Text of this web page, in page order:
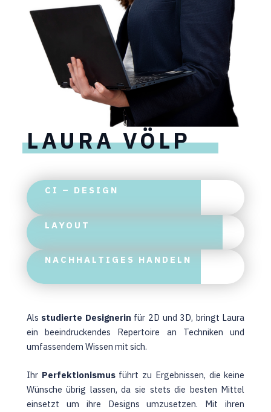
LAURA VÖLP
CI – DESIGN
LAYOUT
NACHHALTIGES HANDELN
Als studierte Designerin für 2D und 3D, bringt Laura
ein beeindruckendes Repertoire an Techniken und
umfassendem Wissen mit sich.
Ihr Perfektionismus führt zu Ergebnissen, die keine
Wünsche übrig lassen, da sie stets die besten Mittel
einsetzt um ihre Designs umzusetzen. Mit ihren